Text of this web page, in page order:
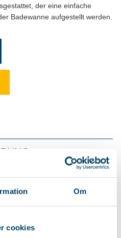
Om
cookies
der eine einfache
Badewanne aufgestellt werden.